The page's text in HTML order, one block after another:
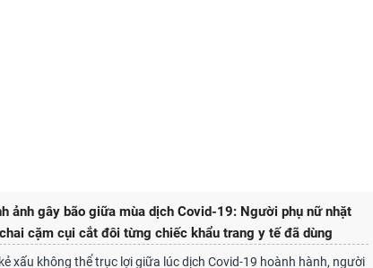
ảnh gây bão giữa mùa dịch Covid-19: Người phụ nữ nhặt
cặm cụi cắt đôi từng chiếc khẩu trang y tế đã dùng
xấu không thể trục lợi giữa lúc dịch Covid-19 hoành hành, người